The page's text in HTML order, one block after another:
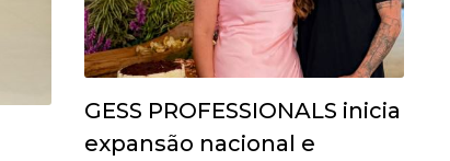
GESS PROFESSIONALS inicia
expansão nacional e